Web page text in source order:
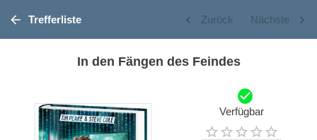
Trefferliste Zurück Nächste
In den Fängen des Feindes
Verfügbar